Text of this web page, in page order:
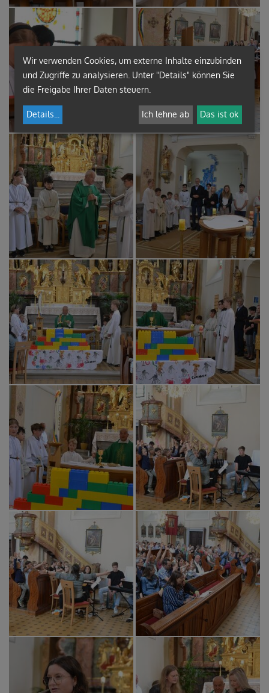
Wir verwenden Cookies, um externe Inhalte einzubinden
und Zugriffe zu analysieren. Unter "Details" können Sie
die Freigabe Ihrer Daten steuern.
Details Ich lehne ab Das ist ok